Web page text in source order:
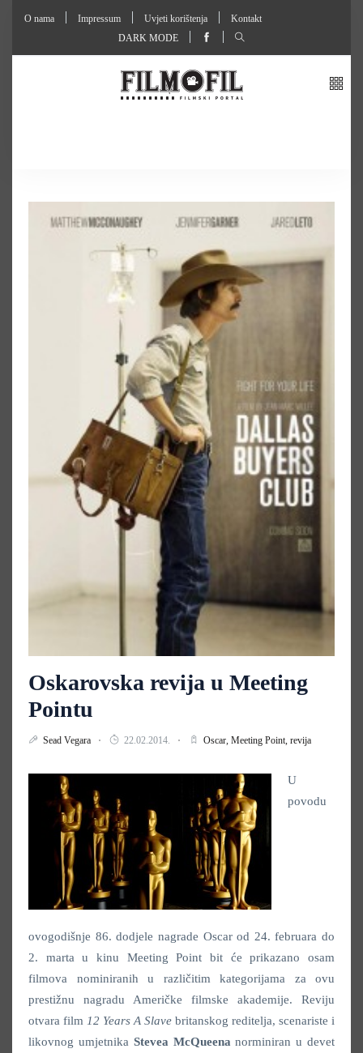
O nama Impressum Uvjeti korištenja
Kontakt
DARK MODE
Oskarovska revija u Meeting
Pointu
Sead Vegara 22.02.2014. Oscar, Meeting Point, revija
U
povodu
ovogodišnje 86. dodjele nagrade Oscar od 24. februara do
2. marta u kinu Meeting Point bit će prikazano osam
filmova nominiranih u različitim kategorijama za ovu
prestižnu nagradu Američke filmske akademije. Reviju
otvara film 12 Years A Slave britanskog reditelja, scenariste i
likovnog umjetnika Stevea McQueenanorminiran u devet